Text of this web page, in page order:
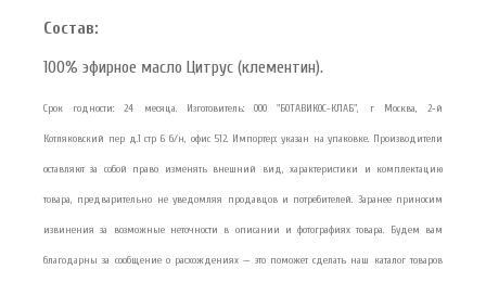
Состав:
100% эфирное масло Цитрус (клементин).
Срок годности: 24 месяца. Изготовитель: ООО "БОТАВИКОС-КЛАБ", г Москва, 2-й
Котляковский пер д.1 стр 6 б/н, офис 512. Импортер: указан на упаковке. Производители
оставляют за собой право изменять внешний вид, характеристики и комплектацию
товара, предварительно не уведомляя продавцов и потребителей. Заранее приносим
извинения за возможные неточности в описании и фотографиях товара. Будем вам
благодарны за сообщение о расхождениях — это поможет сделать наш каталог товаров